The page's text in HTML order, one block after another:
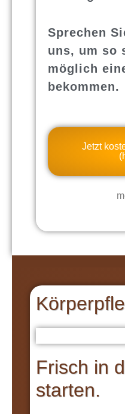
Sprechen
uns, um so
möglich
bekommen.
Jetzt
Frisch in
starten.